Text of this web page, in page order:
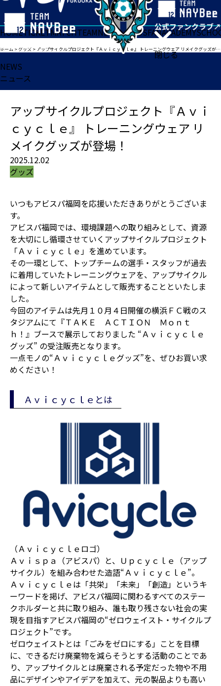
閉じる
HOMETICKETMATCHTEAMNEWSGOODSFANACADEMY
ホーム >グッズ > アップサイクルプロジェクト『Ａｖｉｃｙｃｌｅ』 トレーニングウェア リメイクグッズが登場！
NEWS
ニュース
アップサイクルプロジェクト『Ａｖｉ
ｃｙｃｌｅ』 トレーニングウェア リ
メイクグッズが登場！
2025.12.02
グッズ
いつもアビスパ福岡を応援いただきありがとうございま
す。
アビスパ福岡では、環境課題への取り組みとして、資源
を大切にし循環させていくアップサイクルプロジェクト
「Ａｖｉｃｙｃｌｅ」を進めています。
その一環として、トップチームの選手・スタッフが過去
に着用していたトレーニングウェアを、アップサイクル
によって新しいアイテムとして販売することといたしま
した。
今回のアイテムは先月１０月４日開催の横浜ＦＣ戦のス
タジアムにて『ＴＡＫＥ ＡＣＴＩＯＮ Ｍｏｎｔ
ｈ！』ブースで展示しておりました “Ａｖｉｃｙｃｌｅ
グッズ” の受注販売となります。
一点モノの“Ａｖｉｃｙｃｌｅグッズ”を、ぜひお買い求
めください！
Ａｖｉｃｙｃｌｅとは
（Ａｖｉｃｙｃｌｅロゴ）
Ａｖｉｓｐａ（アビスパ）と、Ｕｐｃｙｃｌｅ（アップ
サイクル）を組み合わせた造語“Ａｖｉｃｙｃｌｅ”。
Ａｖｉｃｙｃｌｅは「共栄」「未来」「創造」というキ
ーワードを掲げ、アビスパ福岡に関わるすべてのステー
クホルダーと共に取り組み、誰も取り残さない社会の実
現を目指すアビスパ福岡の“ゼロウェイスト・サイクルプ
ロジェクト”です。
ゼロウェイストとは「ごみをゼロにする」ことを目標
に、できるだけ廃棄物を減らそうとする活動のことであ
り、アップサイクルとは廃棄される予定だった物や不用
品にデザインやアイデアを加えて、元の製品よりも高い